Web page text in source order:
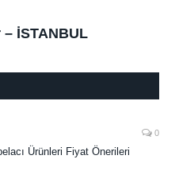
İSTANBUL
0
Ürünleri Fiyat Önerileri